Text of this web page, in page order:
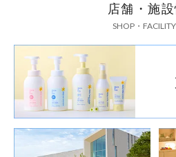
店舗・施
SHOP・